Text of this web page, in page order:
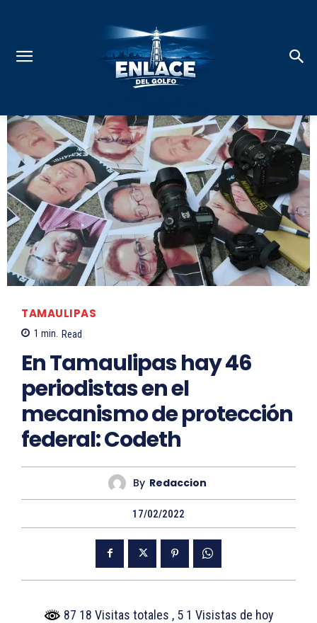
TAMAULIPAS
1 min. Read
En Tamaulipas hay 46
periodistas en el
mecanismo de protección
federal: Codeth
By Redaccion
17/02/2022
87 18 Visitas totales , 5 1 Visistas de hoy